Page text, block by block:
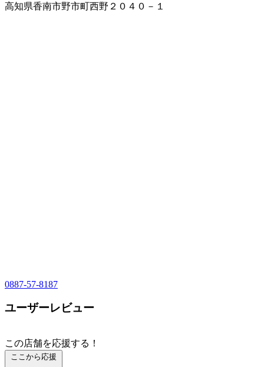
高知県香南市野市町西野２０４０－１
0887-57-8187
ユーザーレビュー
この店舗を応援する！
ここから応援